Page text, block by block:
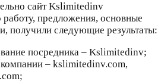
сайт Kslimitedinv
предложения, основные
получили следующие результаты:
посредника – Kslimitedinv;
компании – kslimitedinv.com,